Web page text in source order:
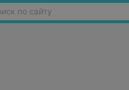
по сайту